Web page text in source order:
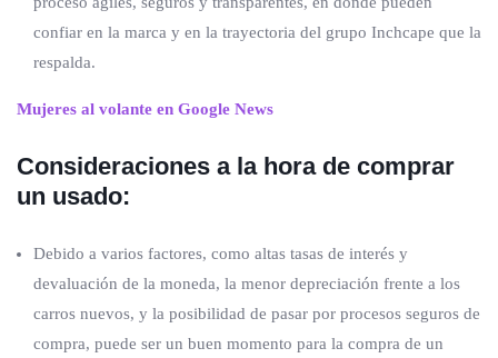
confiar en la marca y en la trayectoria del grupo Inchcape que la
respalda.
Mujeres al volante en Google News
Consideraciones a la hora de comprar
un usado:
Debido a varios factores, como altas tasas de interés y
devaluación de la moneda, la menor depreciación frente a los
carros nuevos, y la posibilidad de pasar por procesos seguros de
compra, puede ser un buen momento para la compra de un